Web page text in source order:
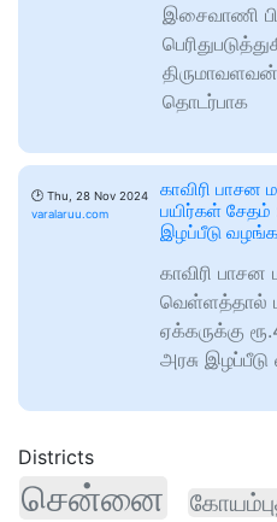
இசைவாணி
திருமாவளவன்
தொடர்பாக
🕑 Thu, 28 Nov 2024
varalaruu.com
காவிரி
பயிர்கள் சேதம்
இழப்பீடு வழங்க
காவிரி
வெள்ளத்தால்
ஏக்கருக்கு
அரசு
Districts
சென்னை